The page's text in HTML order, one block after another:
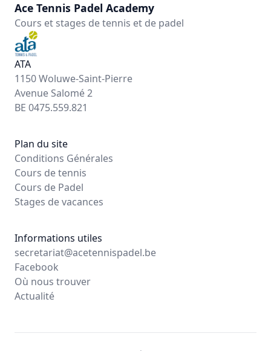
Ace Tennis Padel Academy
Cours et stages de tennis et de padel
ATA
1150 Woluwe-Saint-Pierre
Avenue Salomé 2
BE 0475.559.821
Plan du site
Conditions Générales
Cours de tennis
Cours de Padel
Stages de vacances
Informations utiles
secretariat@acetennispadel.be
Facebook
Où nous trouver
Actualité